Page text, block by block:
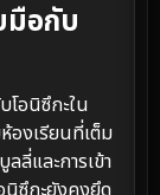
มือกับ
โอนิซึกะใน
องเรียนที่เต็ม
ลี่และการเข้า